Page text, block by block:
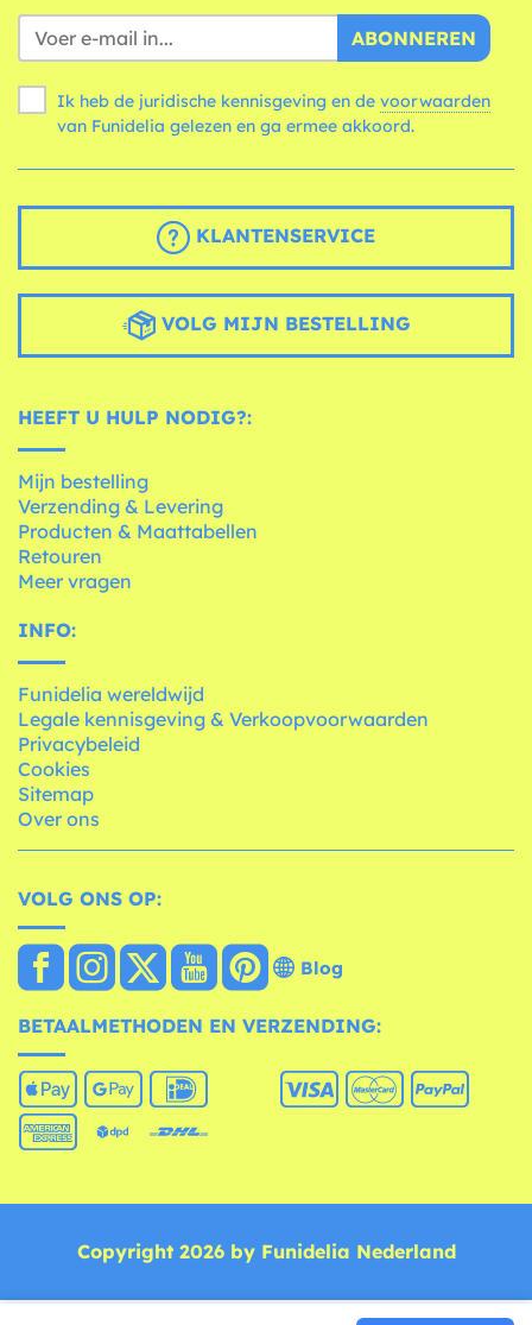
ABONNEREN
Ik heb de juridische kennisgeving en de voorwaarden
van Funidelia gelezen en ga ermee akkoord.
KLANTENSERVICE
VOLG MIJN BESTELLING
HEEFT U HULP NODIG?:
Mijn bestelling
Verzending & Levering
Producten & Maattabellen
Retouren
Meer vragen
INFO:
Funidelia wereldwijd
Legale kennisgeving & Verkoopvoorwaarden
Privacybeleid
Cookies
Sitemap
Over ons
VOLG ONS OP:
Blog
BETAALMETHODEN EN VERZENDING:
Copyright 2026 by Funidelia Nederland